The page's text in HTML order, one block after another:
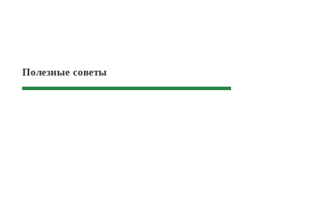
Полезные советы